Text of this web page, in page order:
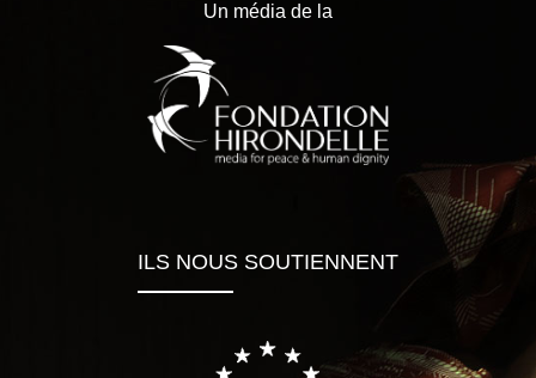
Un média de la
ILS NOUS SOUTIENNENT